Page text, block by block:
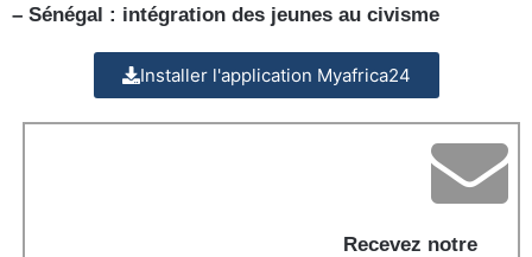
– Sénégal : intégration des jeunes au civisme
Installer l'application Myafrica24
Recevez notre